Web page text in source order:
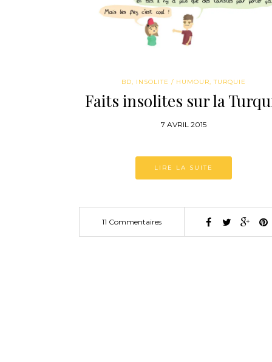
BD, INSOLITE / HUMOUR,TURQUIE
Faits insolites sur la
7 AVRIL 2015
LIRE LA SUITE
11 Commentaires